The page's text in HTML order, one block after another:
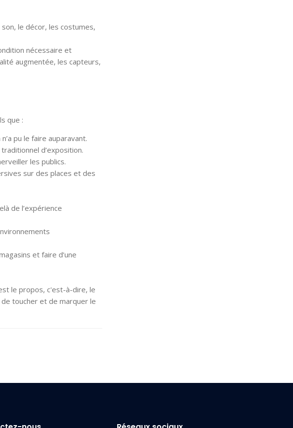
le décor, les costumes,
nécessaire et
augmentée, les capteurs,
que :
pu le faire auparavant.
d’exposition.
les publics.
sur des places et des
de l’expérience
et faire d’une
le propos, c'est-à-dire, le
toucher et de marquer le